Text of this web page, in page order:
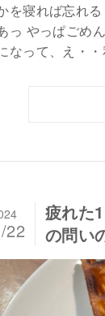
を寝れば忘れ
あっ やっぱごめ
なって、え・
疲れた
の問い
22